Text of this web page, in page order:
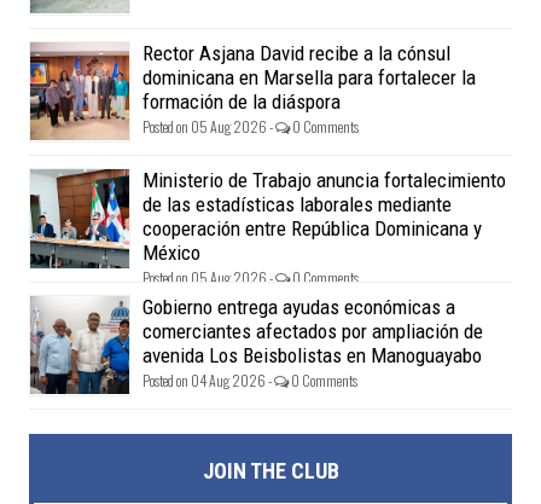
Rector Asjana David recibe a la cónsul
dominicana en Marsella para fortalecer la
formación de la diáspora
Posted on 05 Aug 2026 - 0 Comments
Ministerio de Trabajo anuncia fortalecimiento
de las estadísticas laborales mediante
cooperación entre República Dominicana y
México
Posted on 05 Aug 2026 - 0 Comments
Gobierno entrega ayudas económicas a
comerciantes afectados por ampliación de
avenida Los Beisbolistas en Manoguayabo
Posted on 04 Aug 2026 - 0 Comments
JOIN THE CLUB